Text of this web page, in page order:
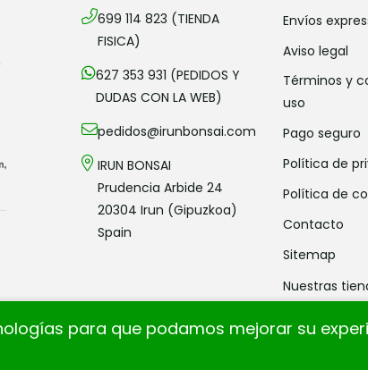
699 114 823 (TIENDA
FISICA)
627 353 931 (PEDIDOS Y
DUDAS CON LA WEB)
pedidos@irunbonsai.com
IRUN BONSAI
Prudencia Arbide 24
20304 Irun (Gipuzkoa)
Spain
envíos
aviso legal
términos y condiciones de
uso
pago seguro
política de
política de
contacto
sitemap
nuestras
para que podamos mejorar su